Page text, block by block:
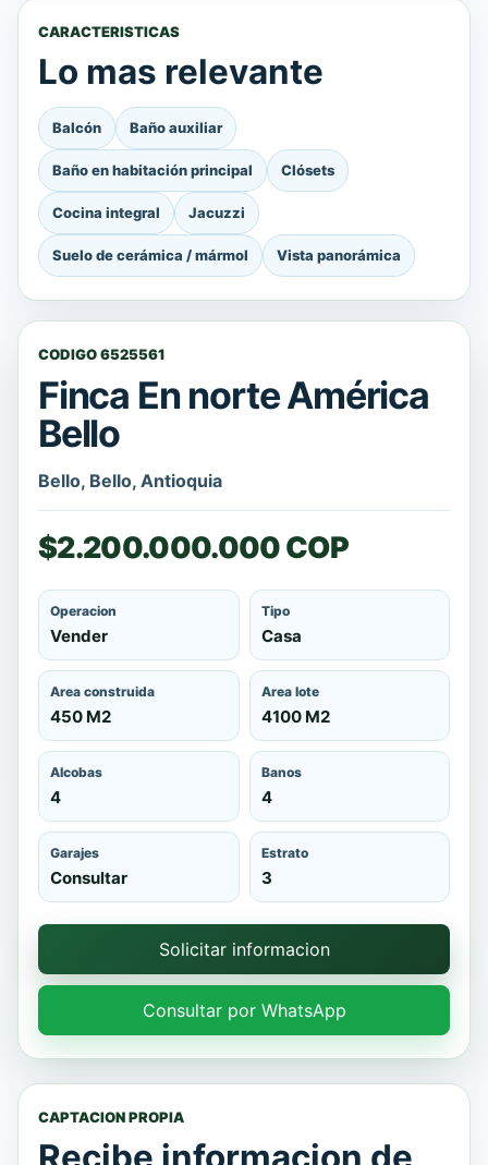
CARACTERISTICAS
Lo mas relevante
Balcón Baño auxiliar
Baño en habitación principal Clósets
Cocina integral Jacuzzi
Suelo de cerámica / mármol Vista panorámica
CODIGO 6525561
Finca En norte América
Bello
Bello, Bello, Antioquia
$2.200.000.000 COP
Operacion
Vender
Tipo
Casa
Area construida
450 M2
Area lote
4100 M2
Alcobas
4
Banos
4
Garajes
Consultar
Estrato
3
Solicitar informacion
Consultar por WhatsApp
CAPTACION PROPIA